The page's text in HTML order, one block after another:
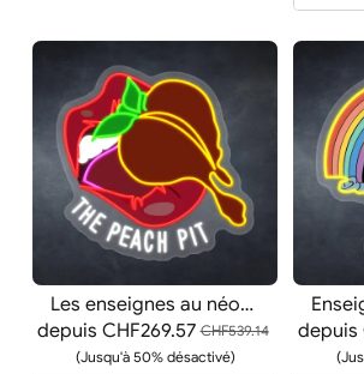
Les enseignes au néon Peach Pit
depuis CHF269.57 CHF539.14
(Jusqu'à 50% désactivé)
depuis